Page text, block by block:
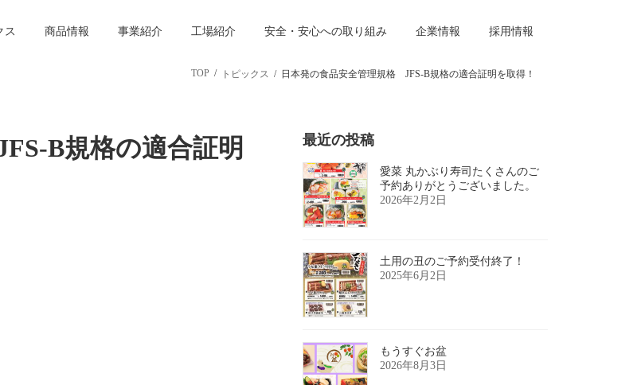
ス 商品情報 事業紹介 工場紹介 安全・安心への取り組み 企業情報 採用情報
TOP トピックス 日本発の食品安全管理規格 JFS-B規格の適合証明を取得！
B規格の適合証明
最近の投稿
愛菜 丸かぶり寿司たくさんのご
予約ありがとうございました。
2026年2月2日
土用の丑のご予約受付終了！
2025年6月2日
もうすぐお盆
2026年8月3日